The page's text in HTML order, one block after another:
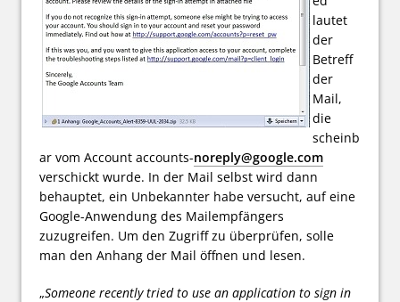
lautet
der
Betreff
der
Mail,
die
scheinb
ar vom Account accounts-noreply@google.com
verschickt wurde. In der Mail selbst wird dann
behauptet, ein Unbekannter habe versucht, auf eine
Google-Anwendung des Mailempfängers
zuzugreifen. Um den Zugriff zu überprüfen, solle
man den Anhang der Mail öffnen und lesen.
„Someone recently tried to use an application to sign in